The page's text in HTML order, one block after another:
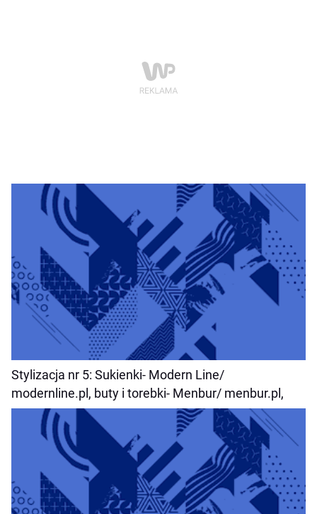
Stylizacja nr 5: Sukienki- Modern Line/
modernline.pl, buty i torebki- Menbur/ menbur.pl,